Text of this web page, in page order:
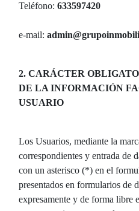
Teléfono: 633597420
e-mail:
2. CARÁCTER
DE LA INFORMACIÓN
USUARIO
Los Usuarios, mediante la
correspondientes y entrada de
con un asterisco (*) en el
presentados en formularios de
expresamente y de forma libre